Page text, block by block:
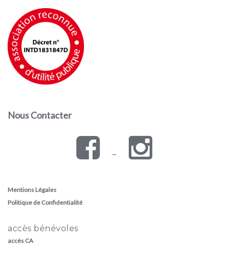
Nous Contacter
–
Mentions Légales
Politique de Confidentialité
accès bénévoles
accès CA